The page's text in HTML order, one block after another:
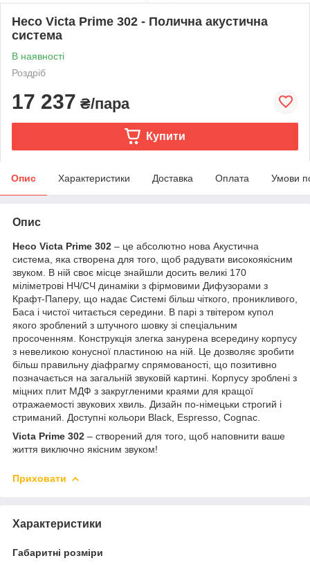
Heco Victa Prime 302 - Полична акустична
система
В наявності
Роздріб
17 237 ₴/пара
Купити
Опис Характеристики Доставка Оплата Умови
Опис
Heco Victa Prime 302 – це абсолютно нова Акустична
система, яка створена для того, щоб радувати високоякісним
звуком. В ній своє місце знайшли досить великі 170
міліметрові НЧ/СЧ динаміки з фірмовими Дифузорами з
Крафт-Паперу, що надає Системі більш чіткого, проникливого,
Баса і чистої читається середини. В парі з твітером купол
якого зроблений з штучного шовку зі спеціальним
просоченням. Конструкція злегка занурена всередину корпусу
з невеликою конусної пластиною на ній. Це дозволяє зробити
більш правильну діафрагму спрямованості, що позитивно
позначається на загальній звуковій картині. Корпусу зроблені з
міцних плит МДФ з закругленими краями для кращої
отражаемості звукових хвиль. Дизайн по-німецьки строгий і
стриманий. Доступні кольори Black Espresso Cognac
Victa Prime 302 – створений для того, щоб наповнити ваше
життя виключно якісним звуком!
Приховати
Характеристики
Габаритні розміри